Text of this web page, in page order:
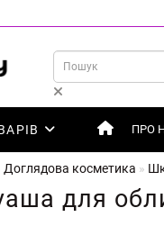
ПРО
Доглядова косметика
для